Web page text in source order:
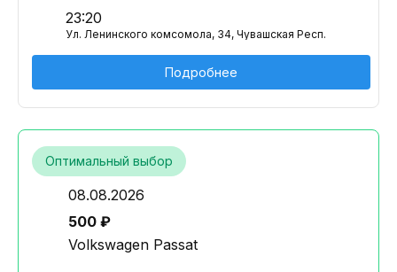
23:20
Ул. Ленинского комсомола, 34, Чувашская Респ.
Подробнее
Оптимальный выбор
08.08.2026
500 ₽
Volkswagen Passat